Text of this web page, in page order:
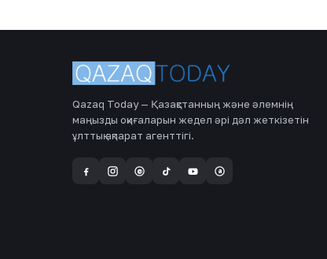
Qazaq Today — Қазақстанның және әлемнің
маңызды оқиғаларын жедел әрі дәл жеткізетін
ұлттық ақпарат агенттігі.
@ a